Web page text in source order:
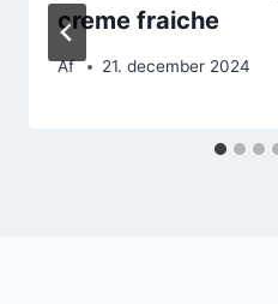
creme fraiche
Af 21. december 2024